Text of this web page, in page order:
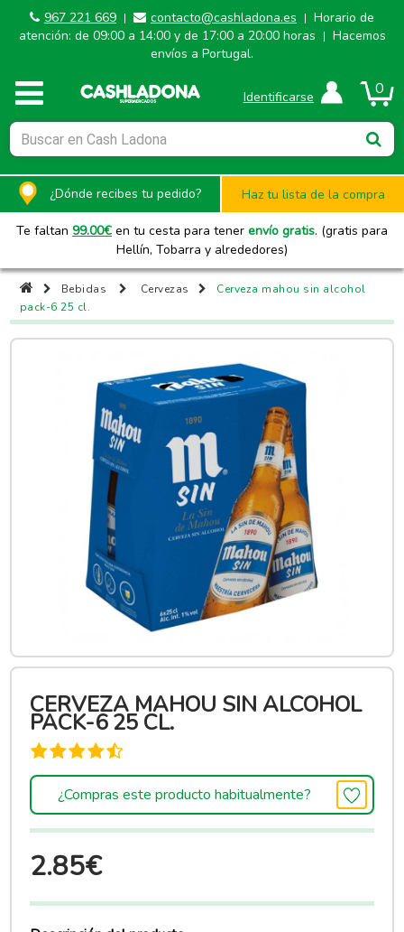
967 221 669 | contacto@cashladona.es | Horario de
atención: de 09:00 a 14:00 y de 17:00 a 20:00 horas
| Hacemos
envíos a Portugal.
0
Identificarse
¿Dónde recibes tu pedido? Haz tu lista de la compra
Te faltan 99.00€ en tu cesta para tener envío gratis. (gratis para
Hellín, Tobarra y alrededores)
Bebidas Cervezas
Cerveza mahou sin alcohol
pack-6 25 cl.
CERVEZA MAHOU SIN ALCOHOL
PACK-6 25 CL.
¿Compras este producto habitualmente?
2.85€